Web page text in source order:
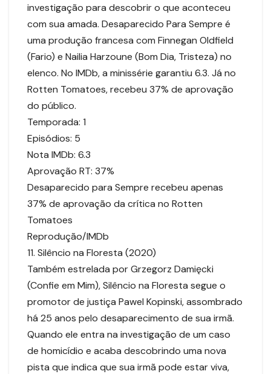
investigação para descobrir o que aconteceu
com sua amada. Desaparecido Para Sempre é
uma produção francesa com Finnegan Oldfield
(Fario) e Nailia Harzoune (Bom Dia, Tristeza) no
elenco. No IMDb, a minissérie garantiu 6.3. Já no
Rotten Tomatoes, recebeu 37% de aprovação
do público.
Temporada: 1
Episódios: 5
Nota IMDb: 6.3
Aprovação RT: 37%
Desaparecido para Sempre recebeu apenas
37% de aprovação da crítica no Rotten
Tomatoes
Reprodução/IMDb
11. Silêncio na Floresta (2020)
Também estrelada por Grzegorz Damięcki
(Confie em Mim), Silêncio na Floresta segue o
promotor de justiça Pawel Kopinski, assombrado
há 25 anos pelo desaparecimento de sua irmã.
Quando ele entra na investigação de um caso
de homicídio e acaba descobrindo uma nova
pista que indica que sua irmã pode estar viva,